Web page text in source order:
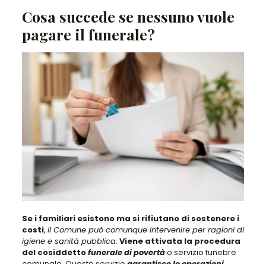
Cosa succede se nessuno vuole
pagare il funerale?
Se i familiari esistono ma si rifiutano di sostenere i
costi, il Comune può comunque intervenire per ragioni di
igiene e sanità pubblica. Viene attivata la procedura
del cosiddettofunerale di povertào servizio funebre